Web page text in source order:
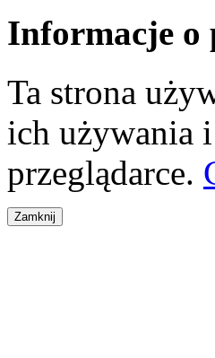
Informacje o
Ta strona
ich używania
przeglądarce.